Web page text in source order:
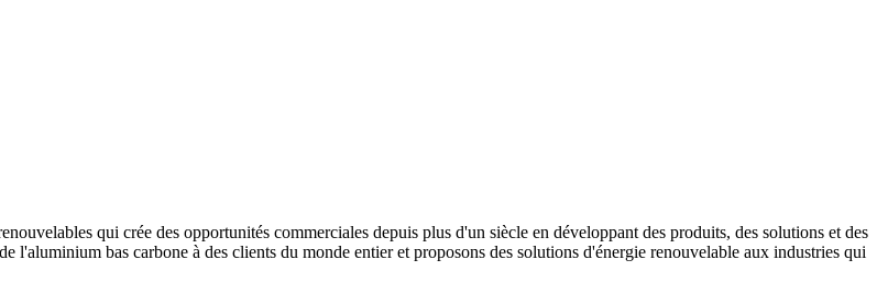
qui crée des opportunités commerciales depuis plus d'un siècle en développant des produits, des solutions et des
l'aluminium bas carbone à des clients du monde entier et proposons des solutions d'énergie renouvelable aux industries qui